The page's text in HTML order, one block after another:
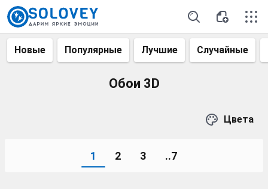
Новые Популярные Лучшие Случайные
Обои 3D
Цвета
1 2 3 ..7